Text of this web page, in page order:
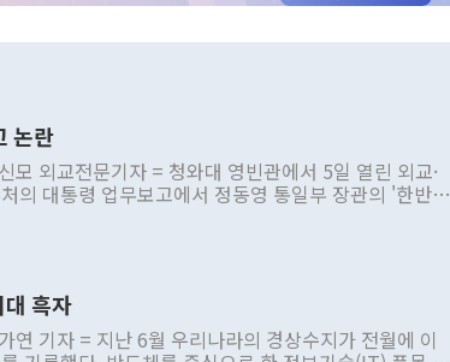
논란
모 외교전문기자 = 청와대 영빈관에서 5일 열린 외교·
의 대통령 업무보고에서 정동영 통일부 장관의 '한반도
조율을 거치지 않은 사안을 정책으로 추진하겠다고 공
한 비현실적 구상'이라는 비판을 내놨다. 그동안 정 장
발언이 물의를 빚은 적은 여러 번 있지만 대통령과 유
적으로 부정적 입장을 표명한 것은 이례적이다. 정 장
흑자
연 기자 = 지난 6월 우리나라의 경상수지가 전월에 이